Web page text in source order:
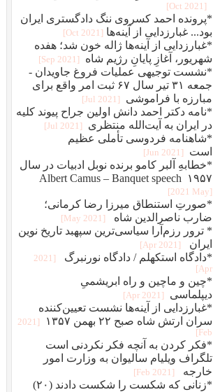
[2021 Oct]
*پرونده احمد کسروی ننگ دادگستری ایران
بود... غبارزدایی از آینه‌ها [2021 Oct]
*غبارزدایی از آینه‌ها ژاله خون شد؛ هفده
شهریور، آغازِ پایانِ رژیم شاه
[2021 Sep]
*نشست توجیهی عملیات فروغ جاویدان -
جمعه ۳۱ تیر سال ۶۷ ثبت امر واقع برای
مبارزه با فراموشی
[2021 Jul]
*نامه دکتر احمد دانش اولین جراح پیوند کلیه
در ایران به آیت‌الله منتظری
[2021 Jul]
*شاهنامه فردوسی تأملی عظیم
است
[2021 Jun]
*خطابهِ آلبر کامو برنده نوبل ادبیات در سال
۱۹۵۷ Albert Camus – Banquet speech
[2021 May]
*صورتِ استنطاق میرزا رضا کرمانی؛
ضارب ناصرالدین شاه
[2021 May]
* ترور رزم‌آرا سیاسی‌ترین سپهبد تاریخ نوین
ایران
[2021 Apr]
*دادگاه استکهلم / دادگاه نورنبرگ
[2021
Apr]
*چین و ماچین و راه ابريشمیِ
ديپلماسی
[2021 Apr]
*غبارزدایی از آینه‌ها نشست تعیین‌کننده
سران ارتش شاه صبح ۲۲ بهمن ۱۳۵۷
[2021
Feb]
*فکر کردن به آنچه فکر نکردنی است
تلگراف ویلیام سالیوان به وزارت امور
خارجه
[2021 Feb]
*زنانی که شکست را شکست دادند (۲۰)